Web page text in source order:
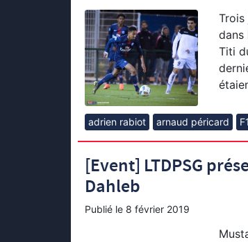
Trois
dans
Titi
adrien rabiot arnaud péricard F1
[Event] LTDPSG
Dahleb
Publié le 8 février 2019